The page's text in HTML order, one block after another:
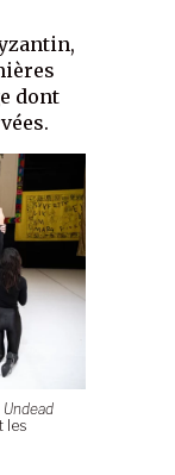
dont
Undead
les